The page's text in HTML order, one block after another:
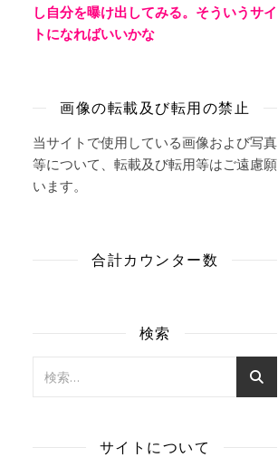
し自分を曝け出してみる。そういうサイ
トになればいいかな
画像の転載及び転用の禁止
当サイトで使用している画像および写真
等について、転載及び転用等はご遠慮願
います。
合計カウンター数
検索
サイトについて